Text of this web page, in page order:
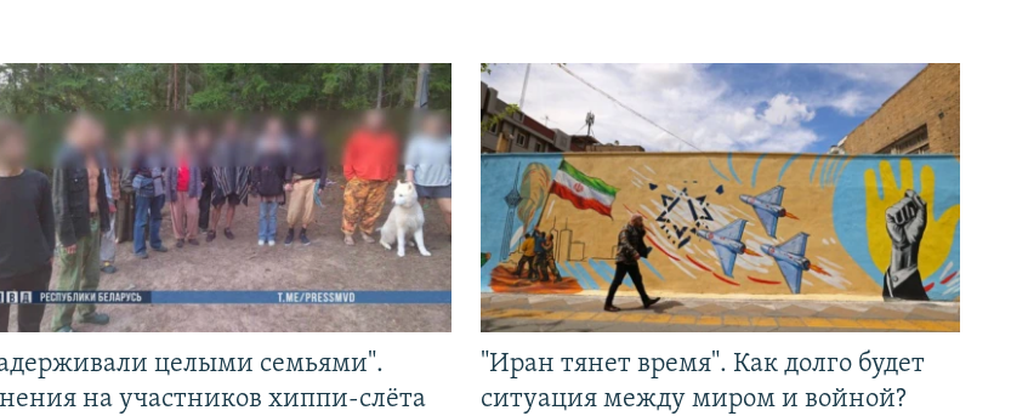
целыми семьями".
на участников хиппи-слёта
"Иран тянет время". Как долго будет
ситуация между миром и войной?